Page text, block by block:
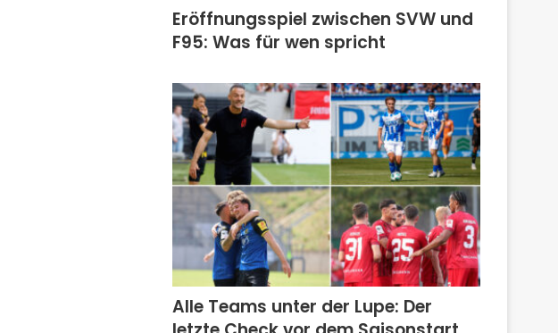
Eröffnungsspiel zwischen SVW und
F95: Was für wen spricht
Alle Teams unter der Lupe: Der